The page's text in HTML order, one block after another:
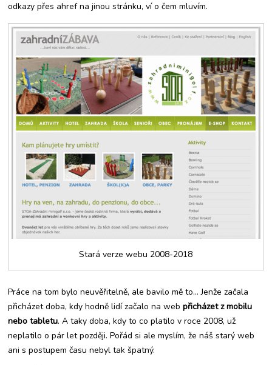
odkazy přes ahref na jinou stránku, ví o čem mluvím.
Stará verze webu 2008-2018
Práce na tom bylo neuvěřitelně, ale bavilo mě to… Jenže začala
přicházet doba, kdy hodně lidí začalo na webpřicházet z mobilu
nebo tabletu. A taky doba, kdy to co platilo v roce 2008, už
neplatilo o pár let později. Pořád si ale myslím, že náš starý web
ani s postupem času nebyl tak špatný.